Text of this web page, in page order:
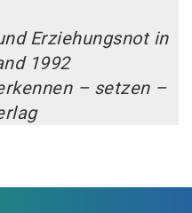
Erziehungsnot in
1992
– setzen –